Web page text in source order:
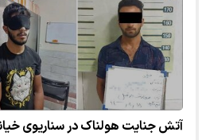
آتش جنایت هولناک در سناریوی